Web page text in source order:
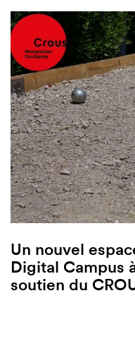
Un nouvel
Digital Campus
soutien du